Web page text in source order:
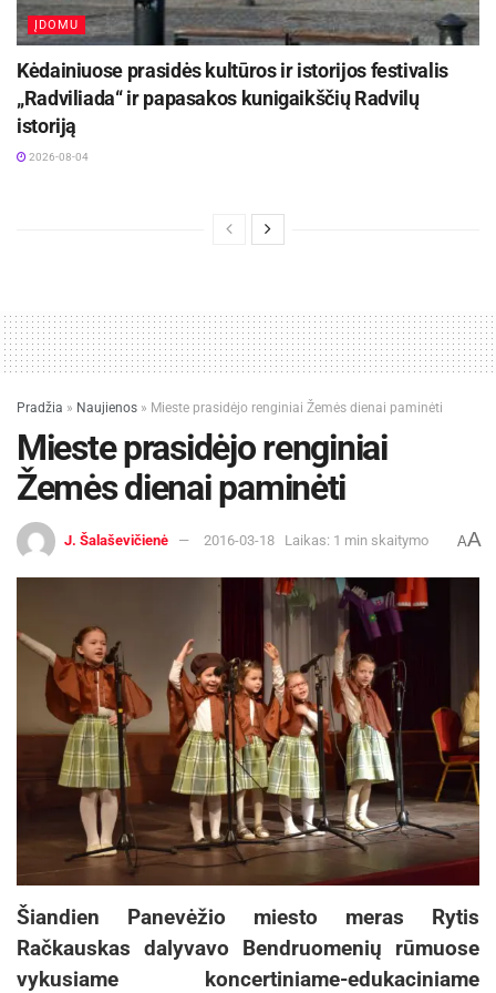
ĮDOMU
Kėdainiuose prasidės kultūros ir istorijos festivalis
„Radviliada“ ir papasakos kunigaikščių Radvilų
istoriją
2026-08-04
Pradžia » Naujienos » Mieste prasidėjo renginiai Žemės dienai paminėti
Mieste prasidėjo renginiai
Žemės dienai paminėti
J. Šalaševičienė 2016-03-18 Laikas: 1 min skaitymo AA
Šiandien Panevėžio miesto meras Rytis
Račkauskas dalyvavo Bendruomenių rūmuose
vykusiame koncertiniame-edukaciniame